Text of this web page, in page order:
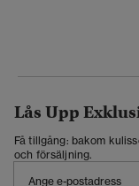
Lås Upp
Få tillgång: bakom
och försäljning.